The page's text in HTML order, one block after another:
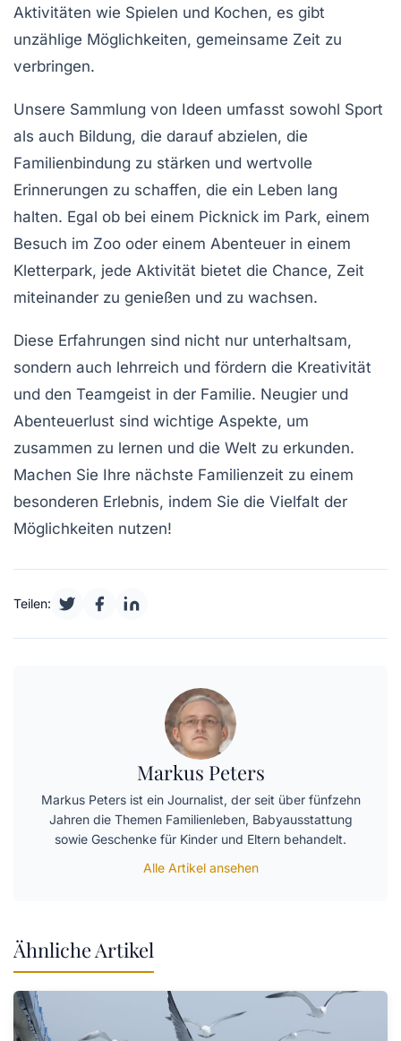
Aktivitäten wie Spielen und Kochen, es gibt
unzählige Möglichkeiten, gemeinsame Zeit zu
verbringen.
Unsere Sammlung von Ideen umfasst sowohl Sport
als auch Bildung, die darauf abzielen, die
Familienbindung zu stärken und wertvolle
Erinnerungen zu schaffen, die ein Leben lang
halten. Egal ob bei einem Picknick im Park, einem
Besuch im Zoo oder einem Abenteuer in einem
Kletterpark, jede Aktivität bietet die Chance, Zeit
miteinander zu genießen und zu wachsen.
Diese Erfahrungen sind nicht nur unterhaltsam,
sondern auch lehrreich und fördern die Kreativität
und den Teamgeist in der Familie. Neugier und
Abenteuerlust sind wichtige Aspekte, um
zusammen zu lernen und die Welt zu erkunden.
Machen Sie Ihre nächste Familienzeit zu einem
besonderen Erlebnis, indem Sie die Vielfalt der
Möglichkeiten nutzen!
Teilen:
Markus Peters
Markus Peters ist ein Journalist, der seit über fünfzehn
Jahren die Themen Familienleben, Babyausstattung
sowie Geschenke für Kinder und Eltern behandelt.
Alle Artikel ansehen
Ähnliche Artikel